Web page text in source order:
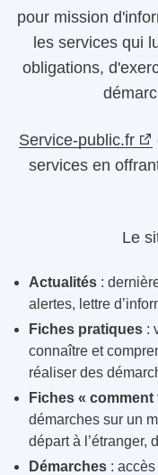
pour mission
les services qui
obligations,
Service-public.fr
services en
Le
Actualités :
alertes, lettre
Fiches pratiques :
connaître et
réaliser des
Fiches « comment
démarches sur un
départ à
Démarches :